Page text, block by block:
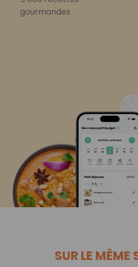
gourmandes
SUR LE MÊME